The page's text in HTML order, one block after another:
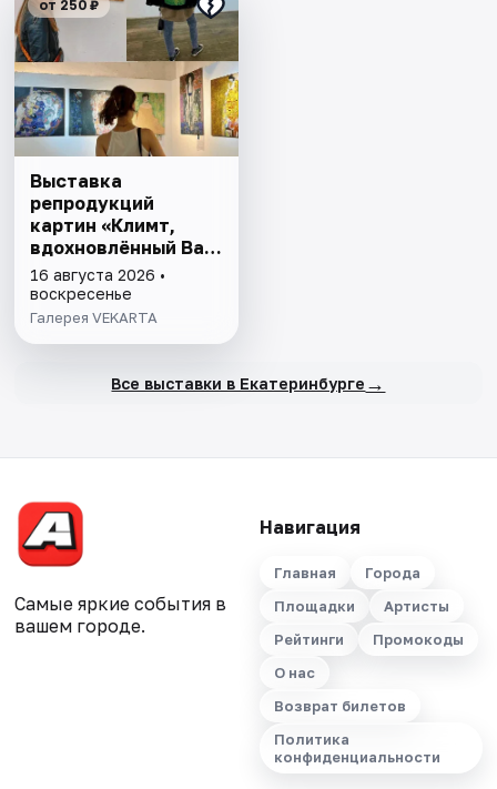
от 250 ₽
Выставка
репродукций
картин «Климт,
вдохновлённый Ван
Гогом, Моне,
Матиссом»
16 августа 2026 •
воскресенье
Галерея VEKARTA
Все выставки в Екатеринбурге →
Самые яркие события в
вашем городе.
Навигация
Главная
Города
Площадки
Артисты
Рейтинги
Промокоды
О нас
Возврат билетов
Политика
конфиденциальности